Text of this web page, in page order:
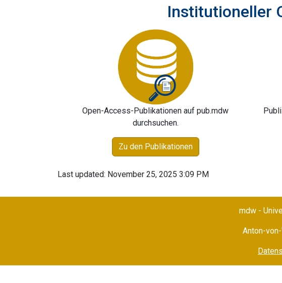
Institutioneller
Open-Access-Publikationen auf pub.mdw
durchsuchen.
Zu den Publikationen
Last updated: November 25, 2025 3:09 PM
mdw -
Anton-